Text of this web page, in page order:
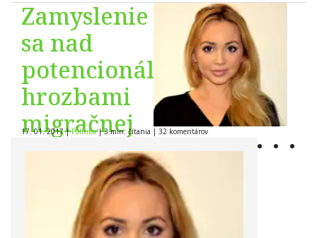
Zamyslenie
sa nad
potencionálnymi
hrozbami
migračnej
politiky
17. 01. 2017| Politika |3 min. čítania | 32 komentárov